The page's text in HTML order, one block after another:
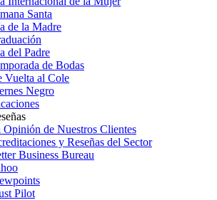
Santa
de la Madre
del Padre
de Bodas
Vuelta al Cole
Negro
Opinión de Nuestros Clientes
y Reseñas del Sector
Business Bureau
Pilot